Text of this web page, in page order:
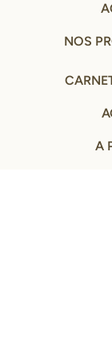
NOS
A